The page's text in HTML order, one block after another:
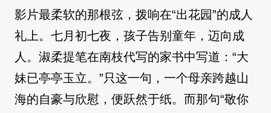
影片最柔软的那根弦，拨响在“出花园”的成人
礼上。七月初七夜，孩子告别童年，迈向成
人。淑柔提笔在南枝代写的家书中写道：“大
妹已亭亭玉立。”只这一句，一个母亲跨越山
海的自豪与欣慰，便跃然于纸。而那句“敬你